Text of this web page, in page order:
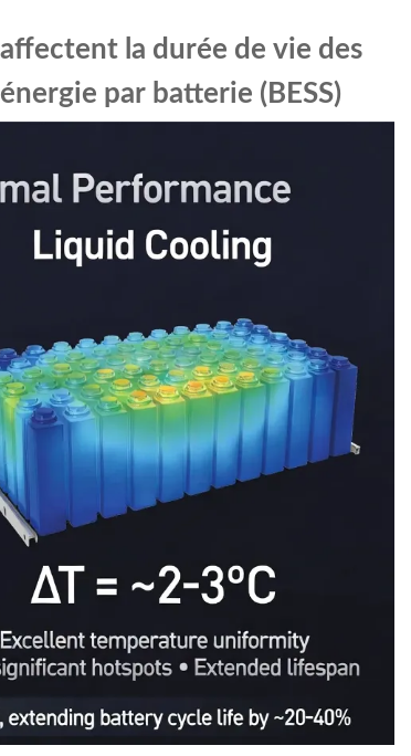
la durée de vie des
par batterie (BESS)